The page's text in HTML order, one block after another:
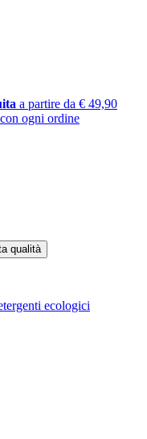
a partire da € 49,90
con ogni ordine
ecologici